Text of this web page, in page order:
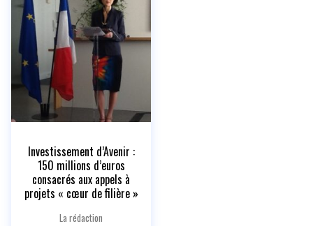
Investissement d’Avenir :
150 millions d’euros
consacrés aux appels à
projets « cœur de filière »
La rédaction